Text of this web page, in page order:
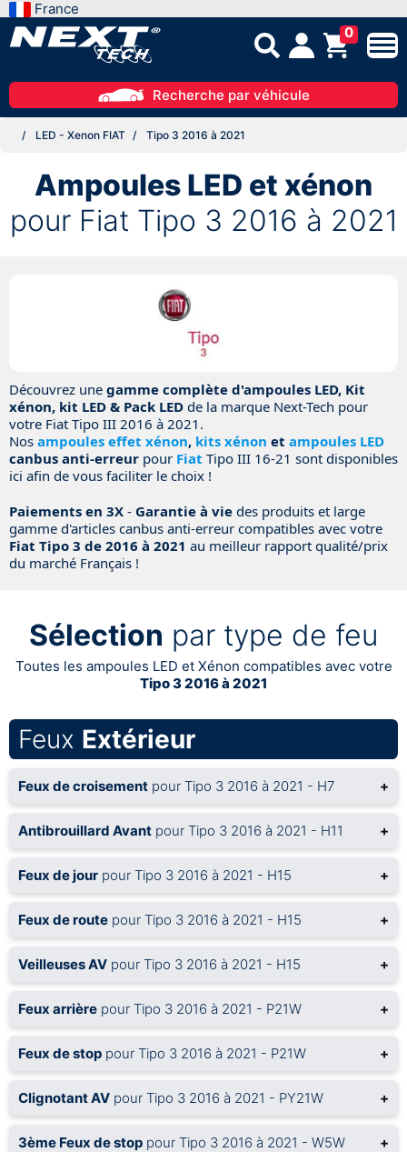
France
0
Recherche par véhicule
LED - Xenon FIAT Tipo 3 2016 à 2021
Ampoules LED et xénon
pour Fiat Tipo 3 2016 à 2021
Découvrez une gamme complète d'ampoules LED, Kit
xénon, kit LED & Pack LED de la marque Next-Tech pour
votre Fiat Tipo III 2016 à 2021.
Nos ampoules effet xénon, kits xénon et ampoules LED
canbus anti-erreur pour Fiat Tipo III 16-21 sont disponibles
ici afin de vous faciliter le choix !
Paiements en 3X - Garantie à vie des produits et large
gamme d'articles canbus anti-erreur compatibles avec votre
Fiat Tipo 3 de 2016 à 2021 au meilleur rapport qualité/prix
du marché Français !
Sélection par type de feu
Toutes les ampoules LED et Xénon compatibles avec votre
Tipo 3 2016 à 2021
Feux Extérieur
Feux de croisement pour Tipo 3 2016 à 2021 - H7 +
Antibrouillard Avant pour Tipo 3 2016 à 2021 - H11 +
Feux de jour pour Tipo 3 2016 à 2021 - H15 +
Feux de route pour Tipo 3 2016 à 2021 - H15 +
Veilleuses AV pour Tipo 3 2016 à 2021 - H15 +
Feux arrière pour Tipo 3 2016 à 2021 - P21W +
Feux de stop pour Tipo 3 2016 à 2021 - P21W +
Clignotant AV pour Tipo 3 2016 à 2021 - PY21W +
3ème Feux de stop pour Tipo 3 2016 à 2021 - W5W +